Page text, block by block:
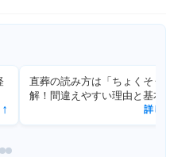
直葬の服装完全ガイド｜平服指
も迷わない男女別マナーと実例
詳しく